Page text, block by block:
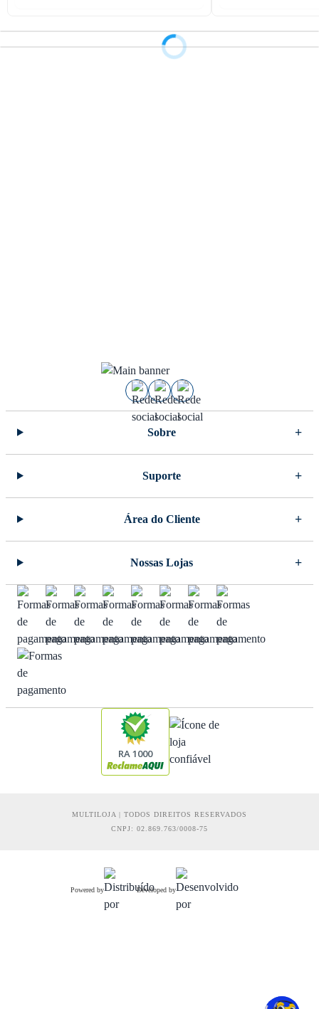
Sobre
Suporte
Área do Cliente
Nossas Lojas
RA 1000
MULTILOJA | TODOS DIREITOS RESERVADOS
CNPJ: 02.869.763/0008-75
Powered by Developed by